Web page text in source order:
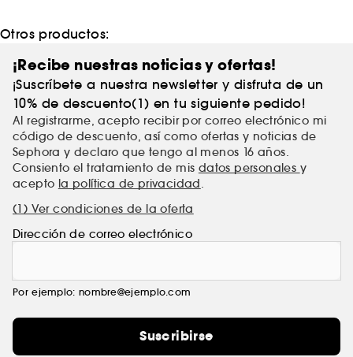
Otros productos:
¡Recibe nuestras noticias y ofertas!
¡Suscríbete a nuestra newsletter y disfruta de un
10% de descuento(1) en tu siguiente pedido!
Al registrarme, acepto recibir por correo electrónico mi
código de descuento, así como ofertas y noticias de
Sephora y declaro que tengo al menos 16 años.
Consiento el tratamiento de mis datos personales y
acepto la política de privacidad
(1) Ver condiciones de la oferta
Dirección de correo electrónico
Por ejemplo: nombre@ejemplo.com
Suscribirse